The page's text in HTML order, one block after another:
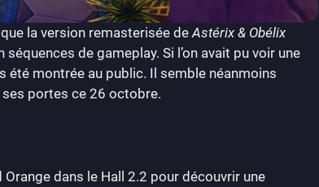
la version remasterisée deAstérix & Obélix
de gameplay. Si l’on avait pu voir une
été montrée au public. Il semble néanmoins
ses portes ce 26 octobre.
dans le Hall 2.2 pour découvrir une